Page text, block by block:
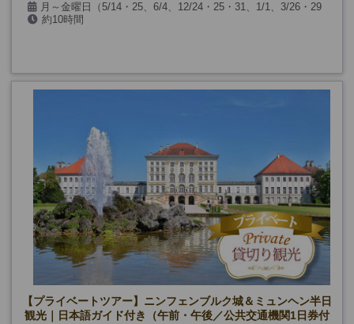
月～金曜日（5/14・25、6/4、12/24・25・31、1/1、3/26・29
を除く）
約10時間
【プライベートツアー】ニンフェンブルク城＆ミュンヘン半日
観光｜日本語ガイド付き（午前・午後／公共交通機関1日券付